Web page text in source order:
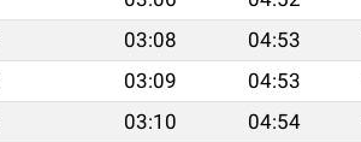
03:08 04:53
03:09 04:53
03:10 04:54